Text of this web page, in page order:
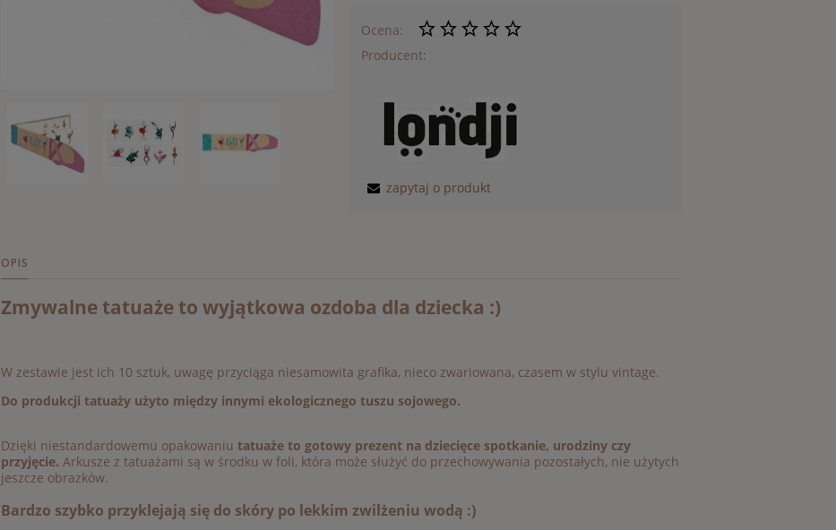
Ocena:
Producent:
zapytaj o produkt
OPIS
Zmywalne tatuaże to wyjątkowa ozdoba dla dziecka :)
W zestawie jest ich 10 sztuk, uwagę przyciąga niesamowita grafika, nieco zwariowana, czasem w stylu vintage.
Do produkcji tatuaży użyto między innymi ekologicznego tuszu sojowego.
Dzięki niestandardowemu opakowaniu tatuaże to gotowy prezent na dziecięce spotkanie, urodziny czy
przyjęcie. Arkusze z tatuażami są w środku w foli, która może służyć do przechowywania pozostałych, nie użytych
jeszcze obrazków.
Bardzo szybko przyklejają się do skóry po lekkim zwilżeniu wodą :)